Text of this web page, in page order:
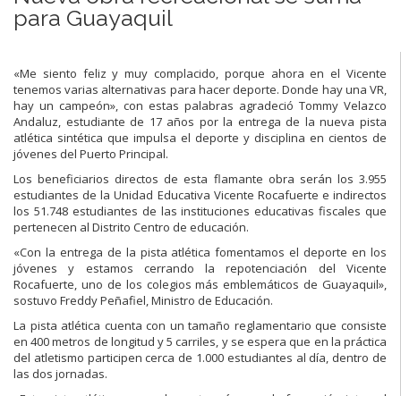
para Guayaquil
«Me siento feliz y muy complacido, porque ahora en el Vicente
tenemos varias alternativas para hacer deporte. Donde hay una VR,
hay un campeón», con estas palabras agradeció Tommy Velazco
Andaluz, estudiante de 17 años por la entrega de la nueva pista
atlética sintética que impulsa el deporte y disciplina en cientos de
jóvenes del Puerto Principal.
Los beneficiarios directos de esta flamante obra serán los 3.955
estudiantes de la Unidad Educativa Vicente Rocafuerte e indirectos
los 51.748 estudiantes de las instituciones educativas fiscales que
pertenecen al Distrito Centro de educación.
«Con la entrega de la pista atlética fomentamos el deporte en los
jóvenes y estamos cerrando la repotenciación del Vicente
Rocafuerte, uno de los colegios más emblemáticos de Guayaquil»,
sostuvo Freddy Peñafiel, Ministro de Educación.
La pista atlética cuenta con un tamaño reglamentario que consiste
en 400 metros de longitud y 5 carriles, y se espera que en la práctica
del atletismo participen cerca de 1.000 estudiantes al día, dentro de
las dos jornadas.